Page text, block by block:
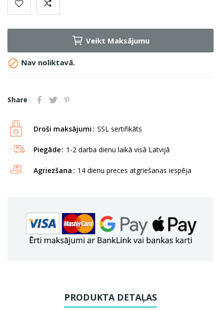
Veikt Maksājumu
 Nav noliktavā.
Share
Droši maksājumi SSL sertifikāts
Piegāde 1-2 darba dienu laikā visā Latvijā
Agriezšana 14 dienu preces atgriešanas iespēja
PRODUKTA DETAĻAS